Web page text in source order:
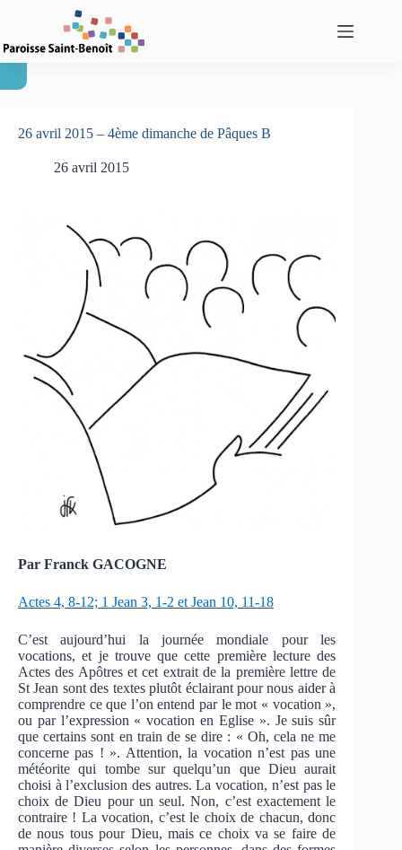
26 avril 2015 – 4ème dimanche de Pâques B
26 avril 2015
Par Franck GACOGNE
Actes 4, 8-12; 1 Jean 3, 1-2 et Jean 10, 11-18
C’est aujourd’hui la journée mondiale pour les
vocations, et je trouve que cette première lecture des
Actes des Apôtres et cet extrait de la première lettre de
St Jean sont des textes plutôt éclairant pour nous aider à
comprendre ce que l’on entend par le mot « vocation »,
ou par l’expression « vocation en Eglise ». Je suis sûr
que certains sont en train de se dire : « Oh, cela ne me
concerne pas ! ». Attention, la vocation n’est pas une
météorite qui tombe sur quelqu’un que Dieu aurait
choisi à l’exclusion des autres. La vocation, n’est pas le
choix de Dieu pour un seul. Non, c’est exactement le
contraire ! La vocation, c’est le choix de chacun, donc
de nous tous pour Dieu, mais ce choix va se faire de